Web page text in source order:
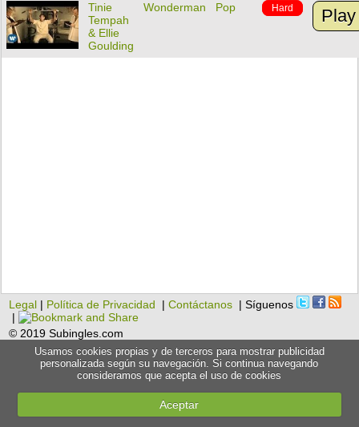
Tinie
Tempah
& Ellie
Goulding
Wonderman Pop Hard Play
Legal | Política de Privacidad |Contáctanos | Síguenos
|
© 2019 Subingles.com
Usamos cookies propias y de terceros para mostrar publicidad
personalizada según su navegación. Si continua navegando
consideramos que acepta el uso de cookies
Aceptar